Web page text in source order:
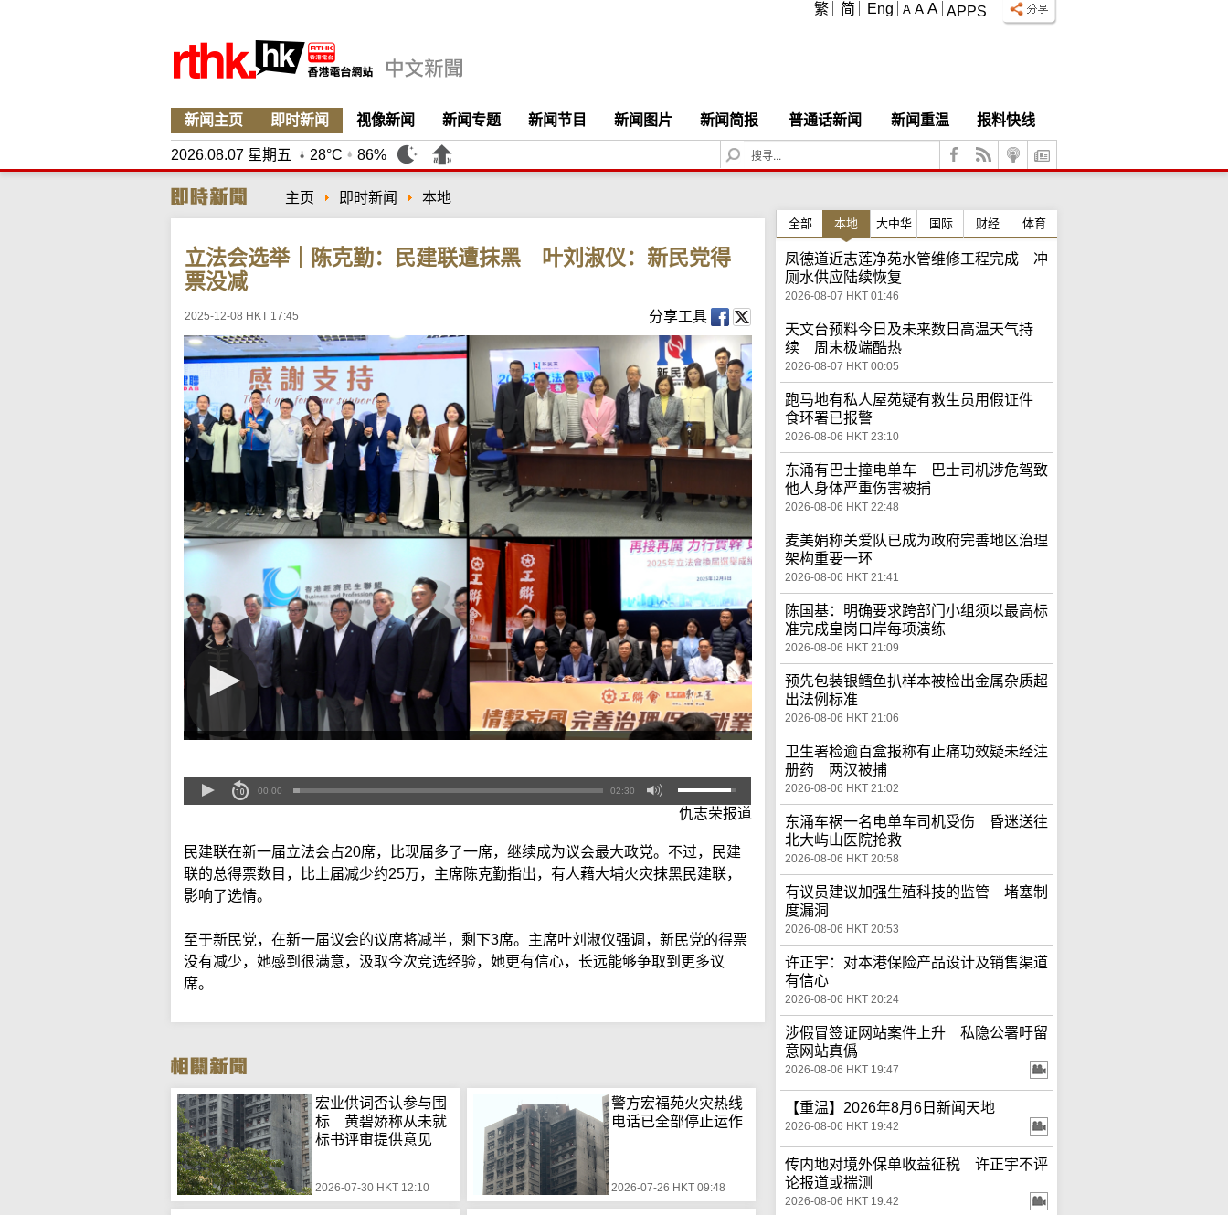
APPS
A A A
繁 简 Eng
新闻主页 即时新闻 视像新闻 新闻专题 新闻节目 新闻图片 新闻简报 普通话新闻 新闻重温 报料快线
2026.08.07 星期五 28°C 86%
S
e
c
主页 即时新闻 本地
立法会选举｜陈克勤：民建联遭抹黑 叶刘淑仪：新民党得
票没减
2025-12-08 HKT 17:45 分享工具
00:00 02:30
仇志荣报道
民建联在新一届立法会占20席，比现届多了一席，继续成为议会最大政党。不过，民建
联的总得票数目，比上届减少约25万，主席陈克勤指出，有人藉大埔火灾抹黑民建联，
影响了选情。
至于新民党，在新一届议会的议席将减半，剩下3席。主席叶刘淑仪强调，新民党的得票
没有减少，她感到很满意，汲取今次竞选经验，她更有信心，长远能够争取到更多议
席。
宏业供词否认参与围
标 黄碧娇称从未就
标书评审提供意见
2026-07-30 HKT 12:10
警方宏福苑火灾热线
电话已全部停止运作
2026-07-26 HKT 09:48
全部 本地 大中华 国际 财经 体育
凤德道近志莲净苑水管维修工程完成 冲
厕水供应陆续恢复
2026-08-07 HKT 01:46
天文台预料今日及未来数日高温天气持
续 周末极端酷热
2026-08-07 HKT 00:05
跑马地有私人屋苑疑有救生员用假证件
食环署已报警
2026-08-06 HKT 23:10
东涌有巴士撞电单车 巴士司机涉危驾致
他人身体严重伤害被捕
2026-08-06 HKT 22:48
麦美娟称关爱队已成为政府完善地区治理
架构重要一环
2026-08-06 HKT 21:41
陈国基：明确要求跨部门小组须以最高标
准完成皇岗口岸每项演练
2026-08-06 HKT 21:09
预先包装银鳕鱼扒样本被检出金属杂质超
出法例标准
2026-08-06 HKT 21:06
卫生署检逾百盒报称有止痛功效疑未经注
册药 两汉被捕
2026-08-06 HKT 21:02
东涌车祸一名电单车司机受伤 昏迷送往
北大屿山医院抢救
2026-08-06 HKT 20:58
有议员建议加强生殖科技的监管 堵塞制
度漏洞
2026-08-06 HKT 20:53
许正宇：对本港保险产品设计及销售渠道
有信心
2026-08-06 HKT 20:24
涉假冒签证网站案件上升 私隐公署吁留
意网站真僞
2026-08-06 HKT 19:47
【重温】2026年8月6日新闻天地
2026-08-06 HKT 19:42
传内地对境外保单收益征税 许正宇不评
论报道或揣测
2026-08-06 HKT 19:42